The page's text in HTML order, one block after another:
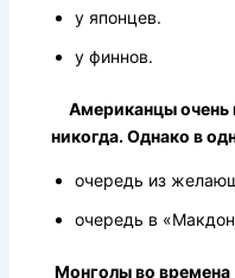
у японцев.
у финнов.
Американцы очень
никогда. Однако в
очередь из
очередь в
Монголы во времена